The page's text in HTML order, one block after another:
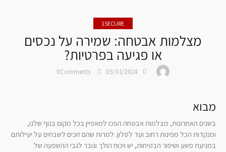
1SECURE
מצלמות אבטחה: שמירה על נכסים
או פגיעה בפרטיות?
05/01/2024
0Comments
מבוא
בשנים האחרונות, מצלמות אבטחה הפכו למאפיין בכל מקום בנוף שלנו,
ומנקדות הכל מפינות רחוב ועד לסלון. למרות שהם זוכים לשבחים על יעילותם
במניעת פשע ושיפור הבטיחות, יש ויכוח הולך וגובר לגבי ההשפעה של